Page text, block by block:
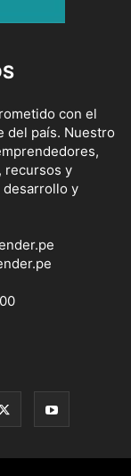
con el
del país. Nuestro
recursos y
desarrollo y